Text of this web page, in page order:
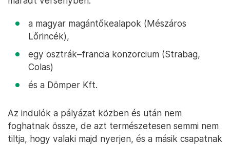
a magyar magántőkealapok (Mészáros
Lőrincék),
egy osztrák–francia konzorcium (Strabag,
Colas)
és a Dömper Kft.
Az indulók a pályázat közben és után nem
foghatnak össze, de azt természetesen semmi nem
tiltja, hogy valaki majd nyerjen, és a másik csapatnak